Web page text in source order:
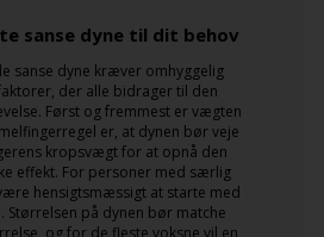
sanse dyne til dit behov
sanse dyne kræver omhyggelig
der alle bidrager til den
Først og fremmest er vægten
er, at dynen bør veje
kropsvægt for at opnå den
effekt. For personer med særlig
hensigtsmæssigt at starte med
Størrelsen på dynen bør matche
og for de fleste voksne vil en